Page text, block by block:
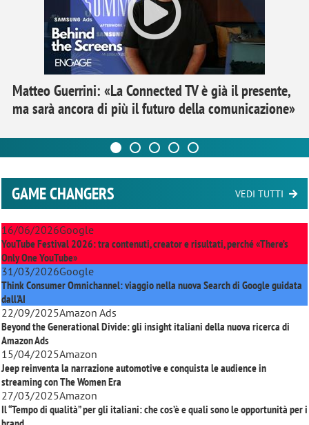
Matteo Guerrini: «La Connected TV è già il presente,
ma sarà ancora di più il futuro della comunicazione»
GAME CHANGERS VEDI TUTTI
16/06/2026Google
YouTube Festival 2026: tra contenuti, creator e risultati, perché «There’s
Only One YouTube»
31/03/2026Google
Think Consumer Omnichannel: viaggio nella nuova Search di Google guidata
dall'AI
22/09/2025Amazon Ads
Beyond the Generational Divide: gli insight italiani della nuova ricerca di
Amazon Ads
15/04/2025Amazon
Jeep reinventa la narrazione automotive e conquista le audience in
streaming conThe Women Era
27/03/2025Amazon
Il “Tempo di qualità” per gli italiani: che cos’è e quali sono le opportunità per i